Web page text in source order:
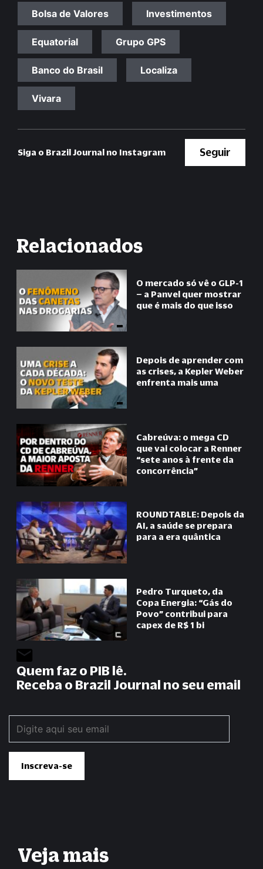
Bolsa de Valores Investimentos
Equatorial Grupo GPS
Banco do Brasil Localiza
Vivara
Siga o Brazil Journal no Instagram Seguir
Relacionados
O mercado só vê o GLP-1
– a Panvel quer mostrar
que é mais do que isso
Depois de aprender com
as crises, a Kepler Weber
enfrenta mais uma
Cabreúva: o mega CD
que vai colocar a Renner
“sete anos à frente da
concorrência”
ROUNDTABLE: Depois da
AI, a saúde se prepara
para a era quântica
Pedro Turqueto, da
Copa Energia: “Gás do
Povo” contribui para
capex de R$ 1 bi
Quem faz o PIB lê.
Receba o Brazil Journal no seu email
Veja mais